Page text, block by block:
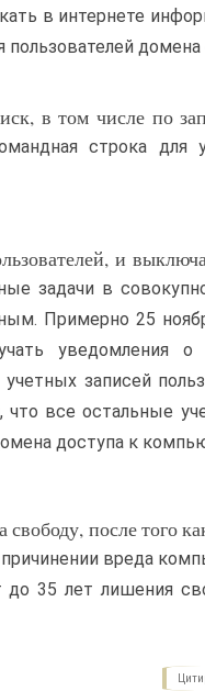
в интернете
пользователей
в том числе по
строка для
и
задачи в
Примерно 25
уведомления
записей
все остальные
доступа к
после того
вреда
до 35 лет лишения